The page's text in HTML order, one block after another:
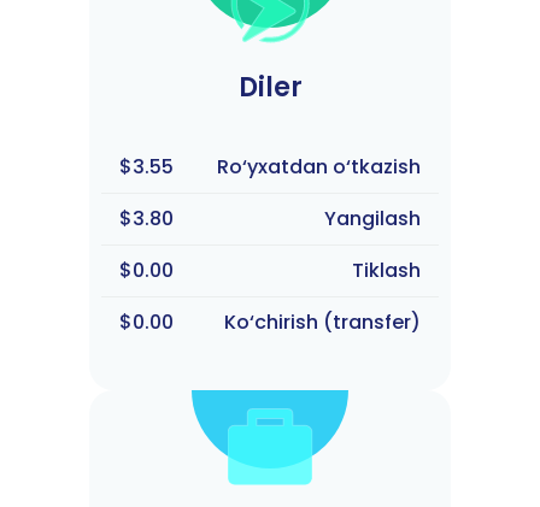
Diler
$3.55
Ro‘yxatdan o‘tkazish
$3.80
Yangilash
$0.00
Tiklash
$0.00
Ko‘chirish (transfer)